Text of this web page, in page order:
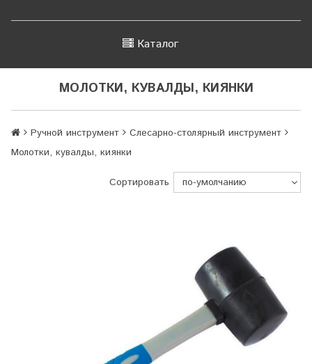
Каталог
МОЛОТКИ, КУВАЛДЫ, КИЯНКИ
Ручной инструмент
Слесарно-столярный инструмент
Молотки, кувалды, киянки
Сортировать